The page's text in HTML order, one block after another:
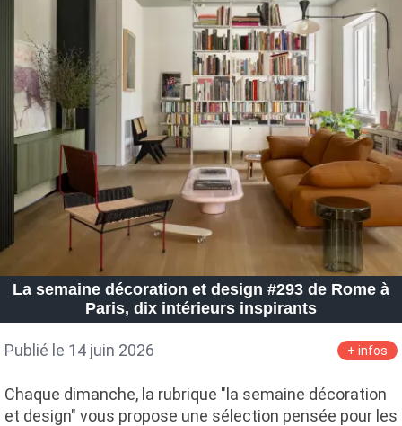
La semaine décoration et design #293 de Rome à
Paris, dix intérieurs inspirants
Publié le 14 juin 2026 + infos
Chaque dimanche, la rubrique "la semaine décoration
et design" vous propose une sélection pensée pour les